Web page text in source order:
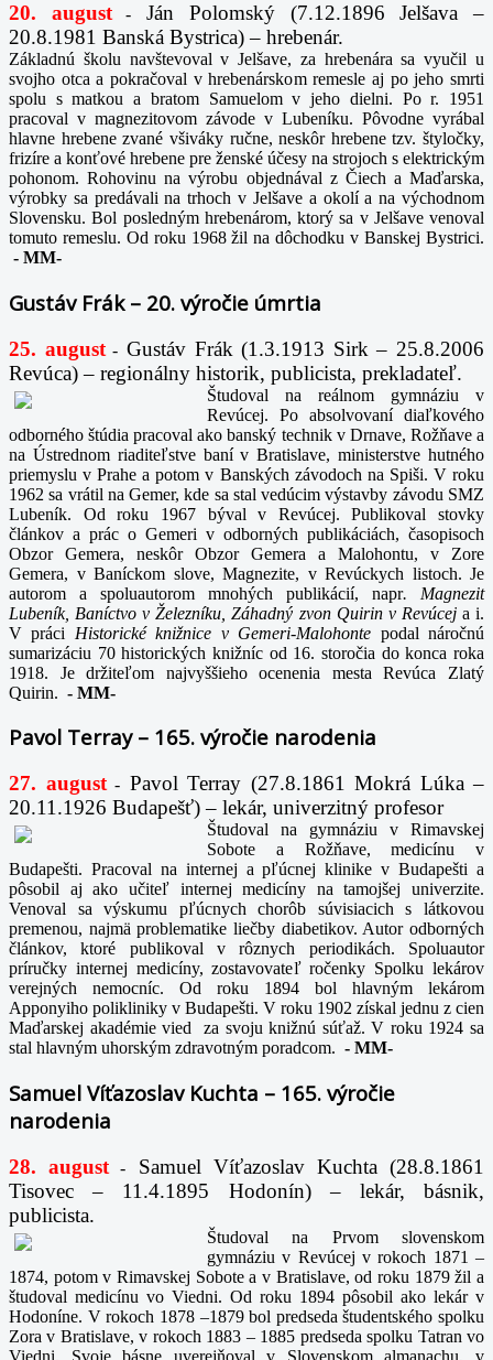
20. august-
Ján Polomský (7.12.1896 Jelšava –
20.8.1981 Banská Bystrica) – hrebenár.
Základnú školu navštevoval v Jelšave, za hrebenára sa vyučil u
svojho otca a pokračoval v hrebenárskom remesle aj po jeho smrti
spolu s matkou a bratom Samuelom v jeho dielni. Po r. 1951
pracoval v magnezitovom závode v Lubeníku. Pôvodne vyrábal
hlavne hrebene zvané všiváky ručne, neskôr hrebene tzv. štyločky,
frizíre a konťové hrebene pre ženské účesy na strojoch s elektrickým
pohonom. Rohovinu na výrobu objednával z Čiech a Maďarska,
výrobky sa predávali na trhoch v Jelšave a okolí a na východnom
Slovensku. Bol posledným hrebenárom, ktorý sa v Jelšave venoval
tomuto remeslu. Od roku 1968 žil na dôchodku v Banskej Bystrici.
- MM-
Gustáv Frák – 20. výročie úmrtia
25. august- Gustáv Frák (1.3.1913 Sirk – 25.8.2006
Revúca) – regionálny historik, publicista, prekladateľ.
Študoval na reálnom gymnáziu v
Revúcej. Po absolvovaní diaľkového
odborného štúdia pracoval ako banský technik v Drnave, Rožňave a
na Ústrednom riaditeľstve baní v Bratislave, ministerstve hutného
priemyslu v Prahe a potom v Banských závodoch na Spiši. V roku
1962 sa vrátil na Gemer, kde sa stal vedúcim výstavby závodu SMZ
Lubeník. Od roku 1967 býval v Revúcej. Publikoval stovky
článkov a prác o Gemeri v odborných publikáciách, časopisoch
Obzor Gemera, neskôr Obzor Gemera a Malohontu, v Zore
Gemera, v Baníckom slove, Magnezite, v Revúckych listoch. Je
autorom a spoluautorom mnohých publikácií, napr. Magnezit
Lubeník, Baníctvo v Železníku, Záhadný zvon Quirin v Revúcej a i.
V práci Historické knižnice v Gemeri-Malohonte podal náročnú
sumarizáciu 70 historických knižníc od 16. storočia do konca roka
1918. Je držiteľom najvyššieho ocenenia mesta Revúca Zlatý
Quirin. - MM-
Pavol Terray – 165. výročie narodenia
27. august- Pavol Terray (27.8.1861 Mokrá Lúka –
20.11.1926 Budapešť) – lekár, univerzitný profesor
Študoval na gymnáziu v Rimavskej
Sobote a Rožňave, medicínu v
Budapešti. Pracoval na internej a pľúcnej klinike v Budapešti a
pôsobil aj ako učiteľ internej medicíny na tamojšej univerzite.
Venoval sa výskumu pľúcnych chorôb súvisiacich s látkovou
premenou, najmä problematike liečby diabetikov. Autor odborných
článkov, ktoré publikoval v rôznych periodikách. Spoluautor
príručky internej medicíny, zostavovateľ ročenky Spolku lekárov
verejných nemocníc. Od roku 1894 bol hlavným lekárom
Apponyiho polikliniky v Budapešti. V roku 1902 získal jednu z cien
Maďarskej akadémie vied za svoju knižnú súťaž. V roku 1924 sa
stal hlavným uhorským zdravotným poradcom. - MM-
Samuel Víťazoslav Kuchta – 165. výročie
narodenia
28. august -
Samuel Víťazoslav Kuchta (28.8.1861
Tisovec – 11.4.1895 Hodonín) – lekár, básnik,
publicista.
Študoval na Prvom slovenskom
gymnáziu v Revúcej v rokoch 1871 –
1874, potom v Rimavskej Sobote a v Bratislave, od roku 1879 žil a
študoval medicínu vo Viedni. Od roku 1894 pôsobil ako lekár v
Hodoníne. V rokoch 1878 –1879 bol predseda študentského spolku
Zora v Bratislave, v rokoch 1883 – 1885 predseda spolku Tatran vo
Viedni. Svoje básne uverejňoval v Slovenskom almanachu, v